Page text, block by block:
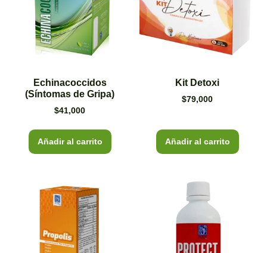
Echinacoccidos
(Síntomas de Gripa)
$41,000
Añadir al carrito
Kit Detoxi
$79,000
Añadir al carrito